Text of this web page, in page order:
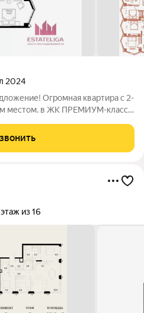
2024
Огромная квартира с 2-
местом. в ЖК ПРЕМИУМ-класса
наполняют пространство
этаж из 16